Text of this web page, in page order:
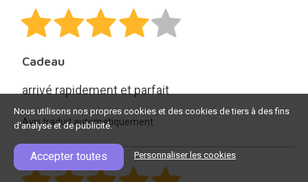
Cadeau
arrivé rapidement et parfait
Avis traduit automatiquement
Nous utilisons nos propres cookies et des cookies de tiers à des fins
d'analyse et de publicité.
Accepter toutes Personnaliser les cookies